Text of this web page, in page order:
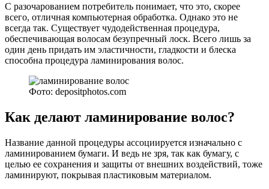
С разочарованием потребитель понимает, что это, скорее
всего, отличная компьютерная обработка. Однако это не
всегда так. Существует чудодейственная процедура,
обеспечивающая волосам безупречный лоск. Всего лишь за
один день придать им эластичности, гладкости и блеска
способна процедура ламинирования волос.
Фото: depositphotos.com
Как делают ламинирование волос?
Название данной процедуры ассоциируется изначально с
ламинированием бумаги. И ведь не зря, так как бумагу, с
целью ее сохранения и защиты от внешних воздействий, тоже
ламинируют, покрывая пластиковым материалом.